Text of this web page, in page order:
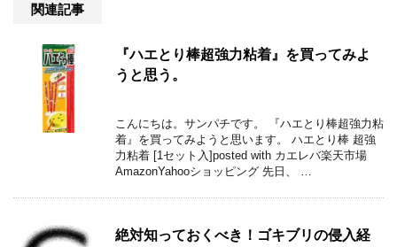
関連記事
『ハエとり棒超強力粘着』を買ってみよ
うと思う。
こんにちは。サンパチです。 『ハエとり棒超強力粘
着』を買ってみようと思います。 ハエとり棒 超強
力粘着 [1セット入]posted with カエレバ楽天市場
AmazonYahooショッピング 先日、 …
絶対知っておくべき！ゴキブリの侵入経